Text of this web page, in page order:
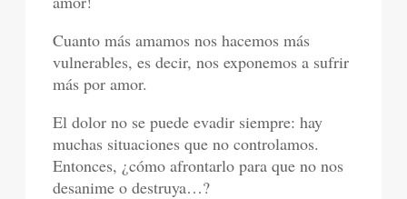
Cuanto más amamos nos hacemos más
vulnerables, es decir, nos exponemos a sufrir
más por amor.
El dolor no se puede evadir siempre: hay
muchas situaciones que no controlamos.
Entonces, ¿cómo afrontarlo para que no nos
desanime o destruya…?